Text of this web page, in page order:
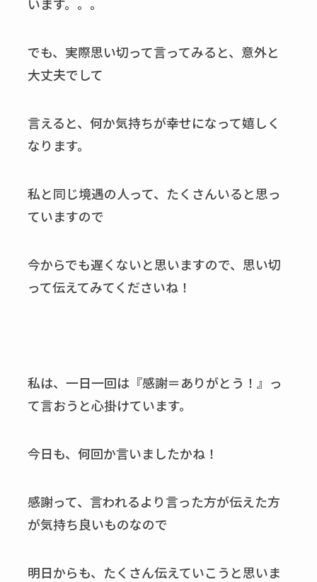
います。。。
でも、実際思い切って言ってみると、意外と
大丈夫でして
言えると、何か気持ちが幸せになって嬉しく
なります。
私と同じ境遇の人って、たくさんいると思っ
ていますので
今からでも遅くないと思いますので、思い切
って伝えてみてくださいね！
私は、一日一回は『感謝＝ありがとう！』っ
て言おうと心掛けています。
今日も、何回か言いましたかね！
感謝って、言われるより言った方が伝えた方
が気持ち良いものなので
明日からも、たくさん伝えていこうと思いま